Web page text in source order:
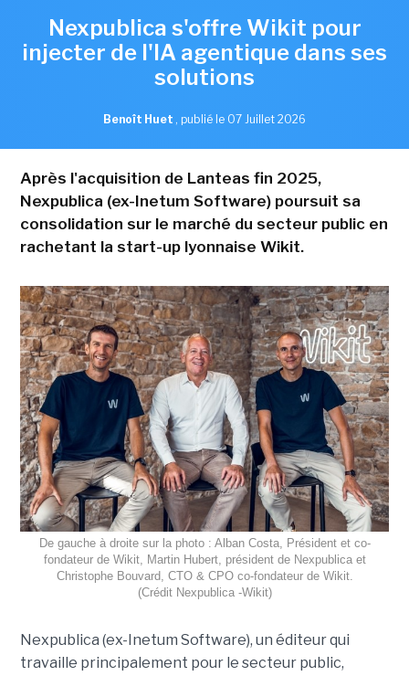
Nexpublica s'offre Wikit pour
injecter de l'IA agentique dans ses
solutions
Benoît Huet , publié le 07 Juillet 2026
Après l'acquisition de Lanteas fin 2025,
Nexpublica (ex-Inetum Software) poursuit sa
consolidation sur le marché du secteur public en
rachetant la start-up lyonnaise Wikit.
De gauche à droite sur la photo : Alban Costa, Président et co-
fondateur de Wikit, Martin Hubert, président de Nexpublica et
Christophe Bouvard, CTO & CPO co-fondateur de Wikit.
(Crédit Nexpublica -Wikit)
Nexpublica (ex-Inetum Software), un éditeur qui
travaille principalement pour le secteur public,